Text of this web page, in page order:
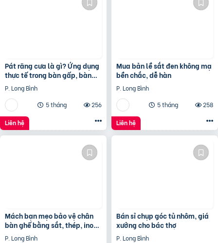
Pát răng cưa là gì? Ứng dụng
thực tế trong bàn gấp, bàn
tháo lắp
P. Long Bình
5 tháng
256
Liên hệ
Mua bản lề sắt đen không mạ
bền chắc, dễ hàn
P. Long Bình
5 tháng
258
Liên hệ
Mách bạn mẹo bảo vệ chân
bàn ghế bằng sắt, thép, inox
hiệu quả
P. Long Bình
Bán sỉ chụp góc tủ nhôm, giá
xưởng cho bác thợ
P. Long Bình